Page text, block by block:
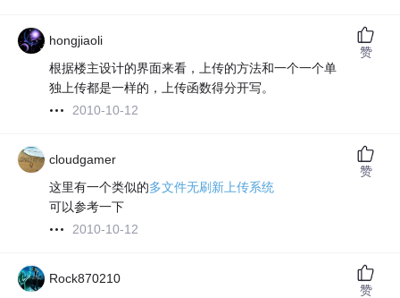
hongjiaoli
根据楼主设计的界面来看，上传的方法和一个一个单
独上传都是一样的，上传函数得分开写。
2010-10-12
赞
cloudgamer
这里有一个类似的多文件无刷新上传系统
可以参考一下
2010-10-12
赞
Rock870210
赞